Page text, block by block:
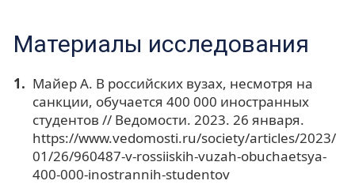
Материалы исследования
Майер А. В российских вузах, несмотря на
санкции, обучается 400 000 иностранных
студентов // Ведомости. 2023. 26 января.
https://www.vedomosti.ru/society/articles/2023/
01/26/960487-v-rossiiskih-vuzah-obuchaetsya-
400-000-inostrannih-studentov